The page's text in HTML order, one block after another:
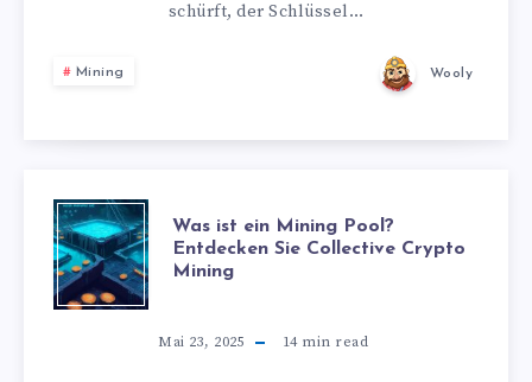
schürft, der Schlüssel…
Mining Wooly
Was ist ein Mining Pool?
Entdecken Sie Collective Crypto
Mining
Mai 23, 2025 14min read